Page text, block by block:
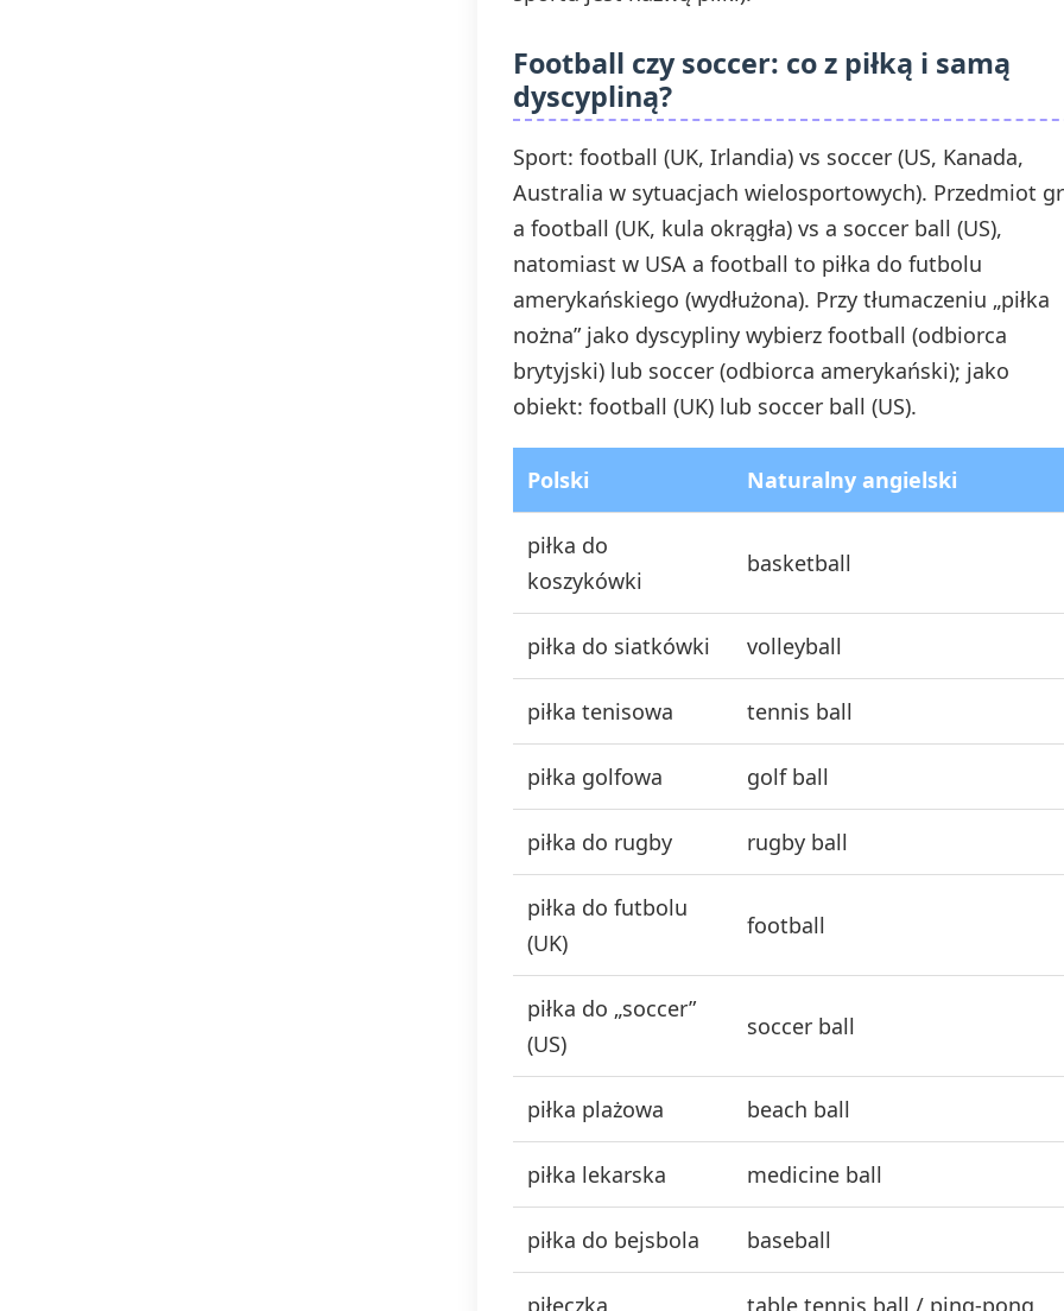
Football czy soccer: co z piłką i samą
dyscypliną?
Sport: football (UK, Irlandia) vs soccer (US, Kanada,
Australia w sytuacjach wielosportowych). Przedmiot
a football (UK, kula okrągła) vs a soccer ball (US),
natomiast w USA a football to piłka do futbolu
amerykańskiego (wydłużona). Przy tłumaczeniu „piłka
nożna” jako dyscypliny wybierz football (odbiorca
brytyjski) lub soccer (odbiorca amerykański); jako
obiekt: football (UK) lub soccer ball (US).
Polski Naturalny angielski
piłka do
koszykówki
basketball
piłka do siatkówki volleyball
piłka tenisowa tennis ball
piłka golfowa golf ball
piłka do rugby rugby ball
piłka do futbolu
(UK)
football
piłka do „soccer”
(US)
soccer ball
piłka plażowa beach ball
piłka lekarska medicine ball
piłka do bejsbola baseball
piłeczka
table tennis ball / ping-pong